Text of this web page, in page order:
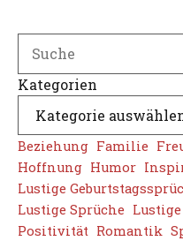
Kategorien
Beziehung Familie
Hoffnung Humor
Lustige
Lustige Sprüche
Positivität Romantik